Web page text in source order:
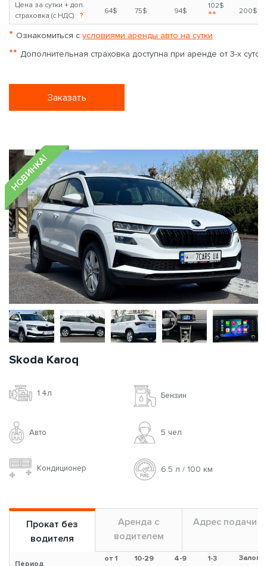
Цена за сутки + доп.
страховка (с НДС)
?
64$ 75$ 94$
102$
** 200$
* Ознакомиться с условиями аренды авто на сутки
** Дополнительная страховка доступна при аренде от 3-х суток
Заказать
НОВИНКА!
Skoda Karoq
1.4л Бензин
Авто 5 чел
Кондиционер 6.5 л / 100 км
Прокат без
водителя
Аренда с
водителем
Адрес подачи
Период
от 1
10-29
4-9
1-3
Залог